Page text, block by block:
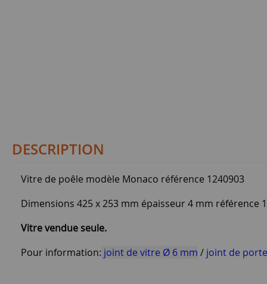
DESCRIPTION
Vitre de poêle modèle Monaco référence 1240903
Dimensions 425 x 253 mm épaisseur 4 mm référence
Vitre vendue seule.
Pour information: joint de vitre Ø 6 mm / joint de